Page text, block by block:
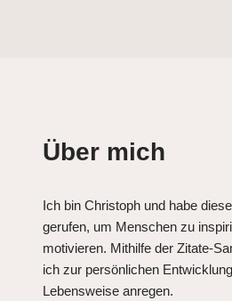
Über mich
Ich bin Christoph und habe
gerufen, um Menschen zu
motivieren. Mithilfe der Zitate-
ich zur persönlichen
Lebensweise anregen.